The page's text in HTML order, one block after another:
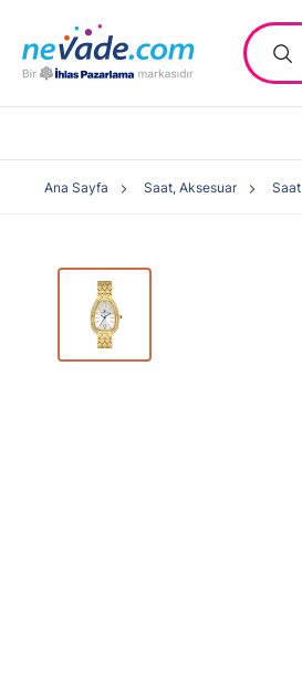
Ana Sayfa Saat, Aksesuar Saat